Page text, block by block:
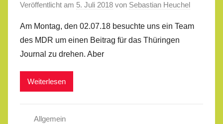
Veröffentlicht am 5. Juli 2018 von Sebastian Heuchel
Am Montag, den 02.07.18 besuchte uns ein Team
des MDR um einen Beitrag für das Thüringen
Journal zu drehen. Aber
Weiterlesen
Allgemein